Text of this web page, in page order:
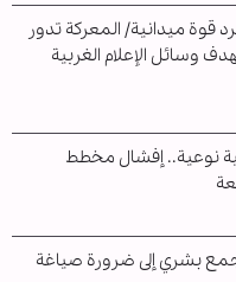
قوة ميدانية/ المعركة تدور
وسائل الإعلام الغربية
نوعية.. إفشال مخطط
بشري إلى ضرورة صياغة